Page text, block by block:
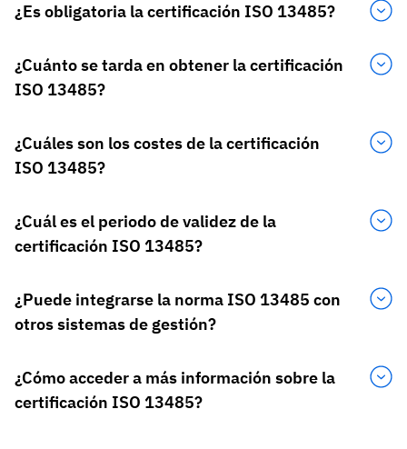
¿Es obligatoria la certificación ISO 13485?
¿Cuánto se tarda en obtener la certificación
ISO 13485?
¿Cuáles son los costes de la certificación
ISO 13485?
¿Cuál es el periodo de validez de la
certificación ISO 13485?
¿Puede integrarse la norma ISO 13485 con
otros sistemas de gestión?
¿Cómo acceder a más información sobre la
certificación ISO 13485?